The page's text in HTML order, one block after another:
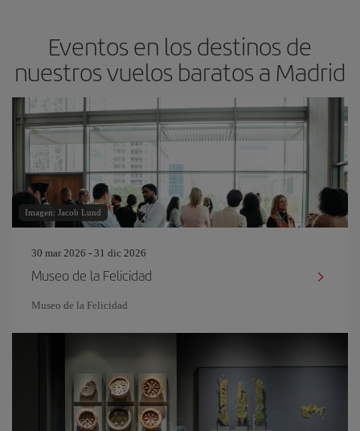
Eventos en los destinos de
nuestros vuelos baratos a Madrid
Imagen: Jacob Lund
30 mar 2026 - 31 dic 2026
Museo de la Felicidad
Museo de la Felicidad